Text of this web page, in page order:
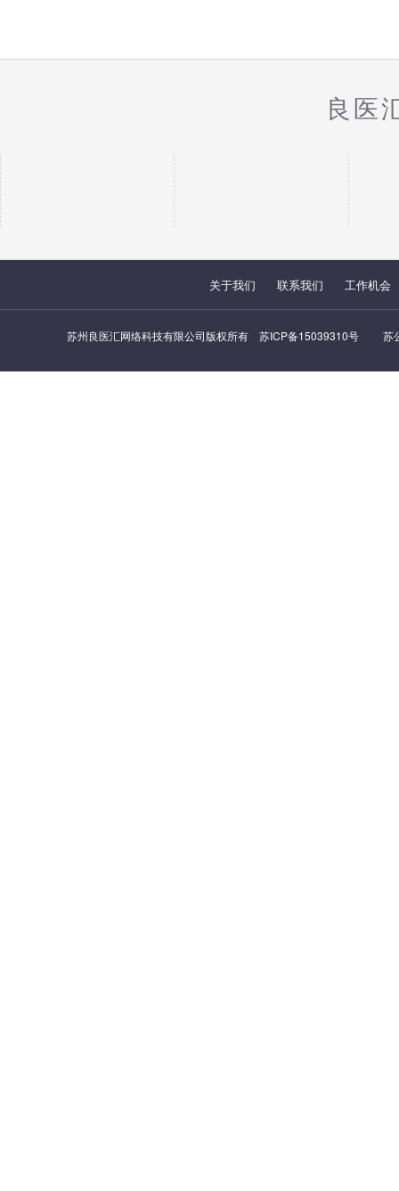
良医
关于我们 联系我们 工作机会
苏州良医汇网络科技有限公司版权所有 苏ICP备15039310号 苏